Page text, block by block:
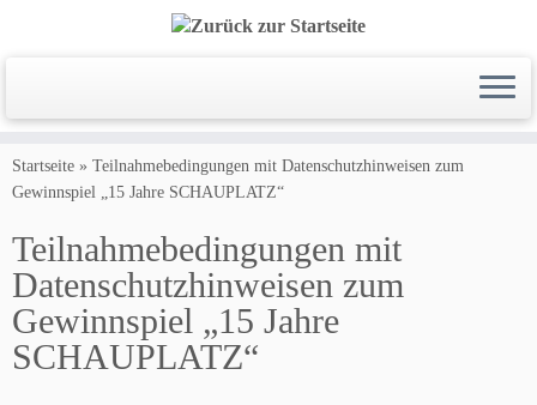
Inhalt
springen
Startseite » Teilnahmebedingungen mit Datenschutzhinweisen zum
Gewinnspiel „15 Jahre SCHAUPLATZ“
Teilnahmebedingungen mit
Datenschutzhinweisen zum
Gewinnspiel „15 Jahre
SCHAUPLATZ“